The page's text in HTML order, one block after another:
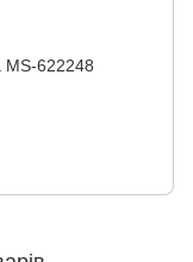
MS-622248